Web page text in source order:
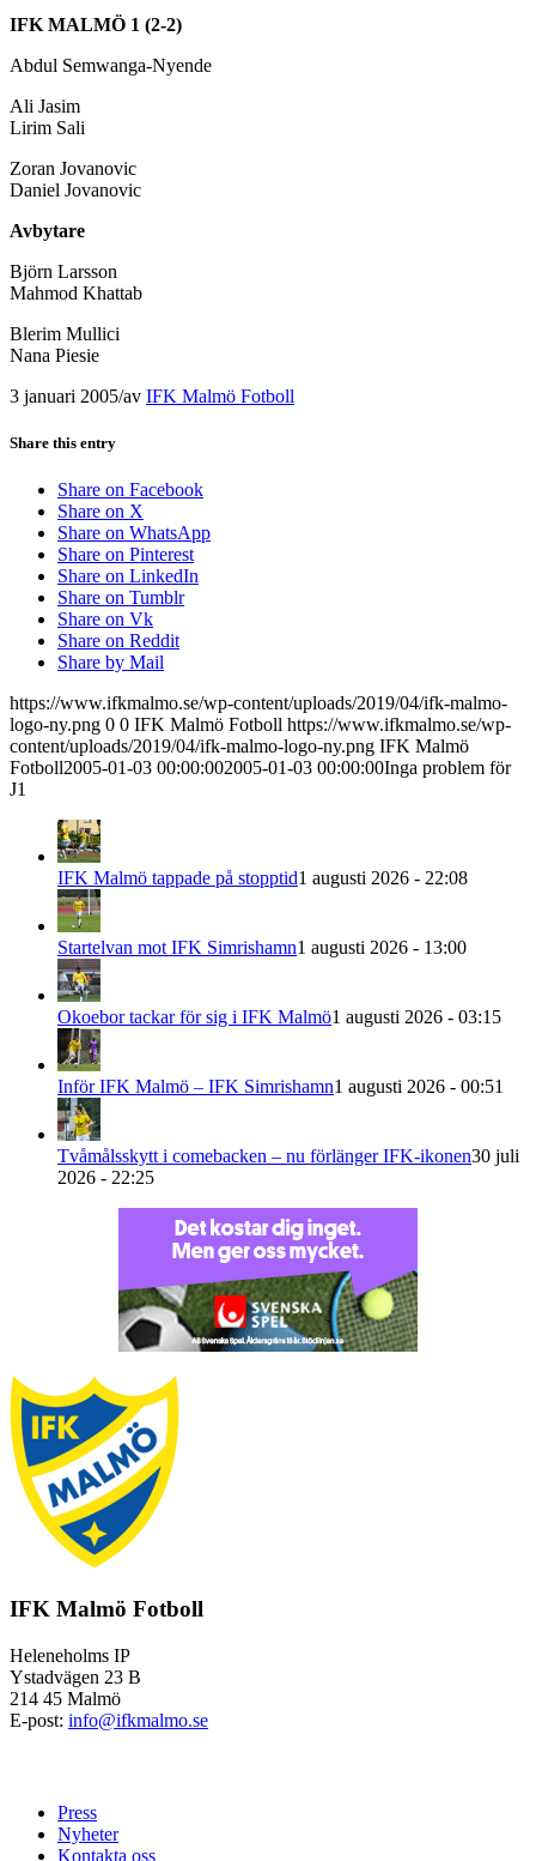
IFK MALMÖ 1 (2-2)
Abdul Semwanga-Nyende
Ali Jasim
Lirim Sali
Zoran Jovanovic
Daniel Jovanovic
Avbytare
Björn Larsson
Mahmod Khattab
Blerim Mullici
Nana Piesie
3 januari 2005/av IFK Malmö Fotboll
Share this entry
Share on Facebook
Share on X
Share on WhatsApp
Share on Pinterest
Share on LinkedIn
Share on Tumblr
Share on Vk
Share on Reddit
Share by Mail
https://www.ifkmalmo.se/wp-content/uploads/2019/04/ifk-malmo-
logo-ny.png 0 0 IFK Malmö Fotboll https://www.ifkmalmo.se/wp-
content/uploads/2019/04/ifk-malmo-logo-ny.png IFK Malmö
Fotboll2005-01-03 00:00:002005-01-03 00:00:00Inga problem för
J1
IFK Malmö tappade på stopptid1 augusti 2026 - 22:08
Startelvan mot IFK Simrishamn1 augusti 2026 - 13:00
Okoebor tackar för sig i IFK Malmö1 augusti 2026 - 03:15
Inför IFK Malmö – IFK Simrishamn1 augusti 2026 - 00:51
Tvåmålsskytt i comebacken – nu förlänger IFK-ikonen30 juli
2026 - 22:25
IFK Malmö Fotboll
Heleneholms IP
Ystadvägen 23 B
214 45 Malmö
E-post: info@ifkmalmo.se
Press
Nyheter
Kontakta oss